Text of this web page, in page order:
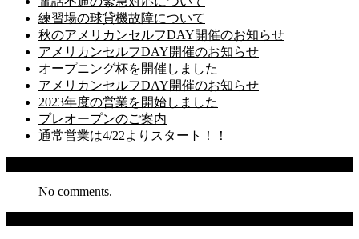
練習場の球貸機故障について
秋のアメリカンセルフDAY開催のお知らせ
アメリカンセルフDAY開催のお知らせ
オープニング杯を開催しました
アメリカンセルフDAY開催のお知らせ
2023年度の営業を開始しました
プレオープンのご案内
通常営業は4/22よりスタート！！
No comments.